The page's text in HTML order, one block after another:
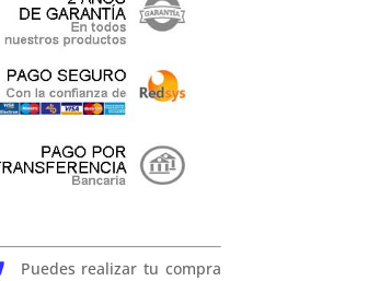
Puedes realizar tu compra